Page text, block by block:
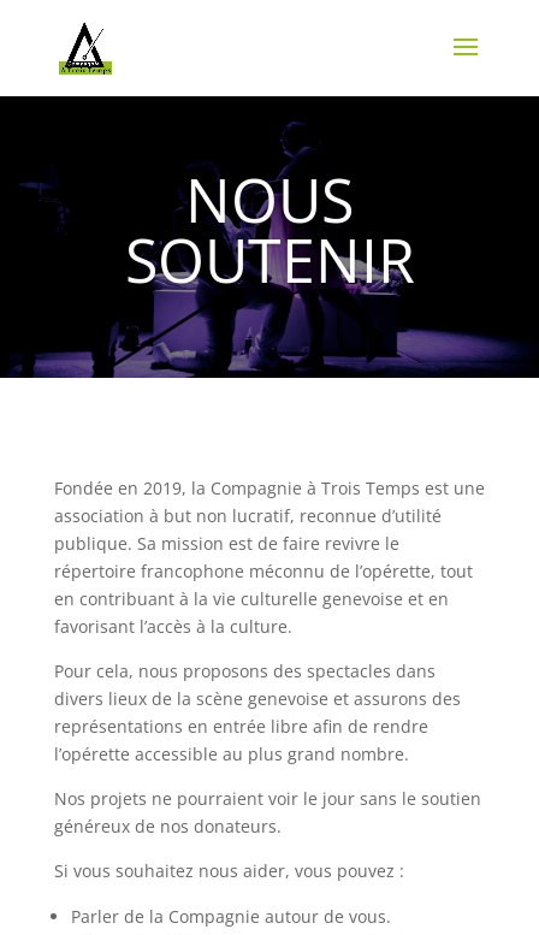
NOUS
SOUTENIR
Fondée en 2019, la Compagnie à Trois Temps est une
association à but non lucratif, reconnue d’utilité
publique. Sa mission est de faire revivre le
répertoire francophone méconnu de l’opérette, tout
en contribuant à la vie culturelle genevoise et en
favorisant l’accès à la culture.
Pour cela, nous proposons des spectacles dans
divers lieux de la scène genevoise et assurons des
représentations en entrée libre afin de rendre
l’opérette accessible au plus grand nombre.
Nos projets ne pourraient voir le jour sans le soutien
généreux de nos donateurs.
Si vous souhaitez nous aider, vous pouvez :
Parler de la Compagnie autour de vous.